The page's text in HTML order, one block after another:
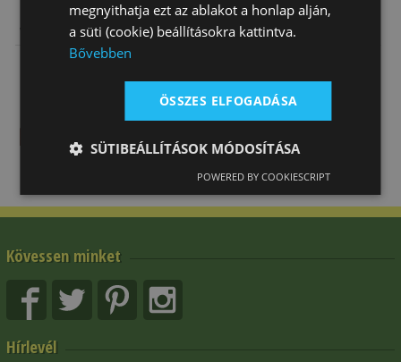
Western
Natowa 2216
267 670 Ft
Nyereg
Western Roper
Nyereg
Western Póni
Kövessen minket
Hírlevél
megnyithatja ezt az ablakot a honlap alján,
a süti (cookie) beállításokra kattintva.
Bővebben
ÖSSZES ELFOGADÁSA
SÜTIBEÁLLÍTÁSOK MÓDOSÍTÁSA
POWERED BY COOKIESCRIPT